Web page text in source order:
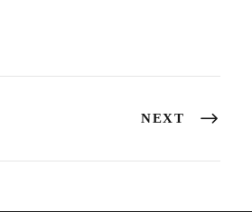
NEXT